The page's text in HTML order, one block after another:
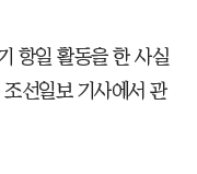
항일 활동을 한 사실
선일보 기사에서 관